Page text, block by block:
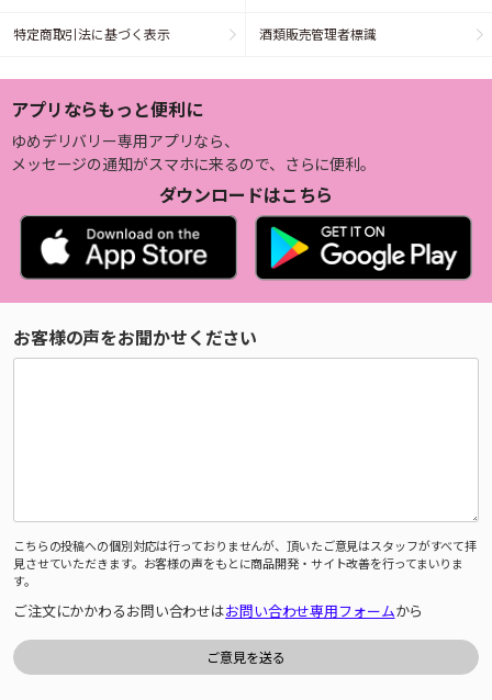
特定商取引法に基づく表示 酒類販売管理者標識
アプリならもっと便利に
ゆめデリバリー専用アプリなら、
メッセージの通知がスマホに来るので、さらに便利。
ダウンロードはこちら
お客様の声をお聞かせください
こちらの投稿への個別対応は行っておりませんが、頂いたご意見はスタッフがすべて拝
見させていただきます。お客様の声をもとに商品開発・サイト改善を行ってまいりま
す。
ご注文にかかわるお問い合わせはお問い合わせ専用フォームから